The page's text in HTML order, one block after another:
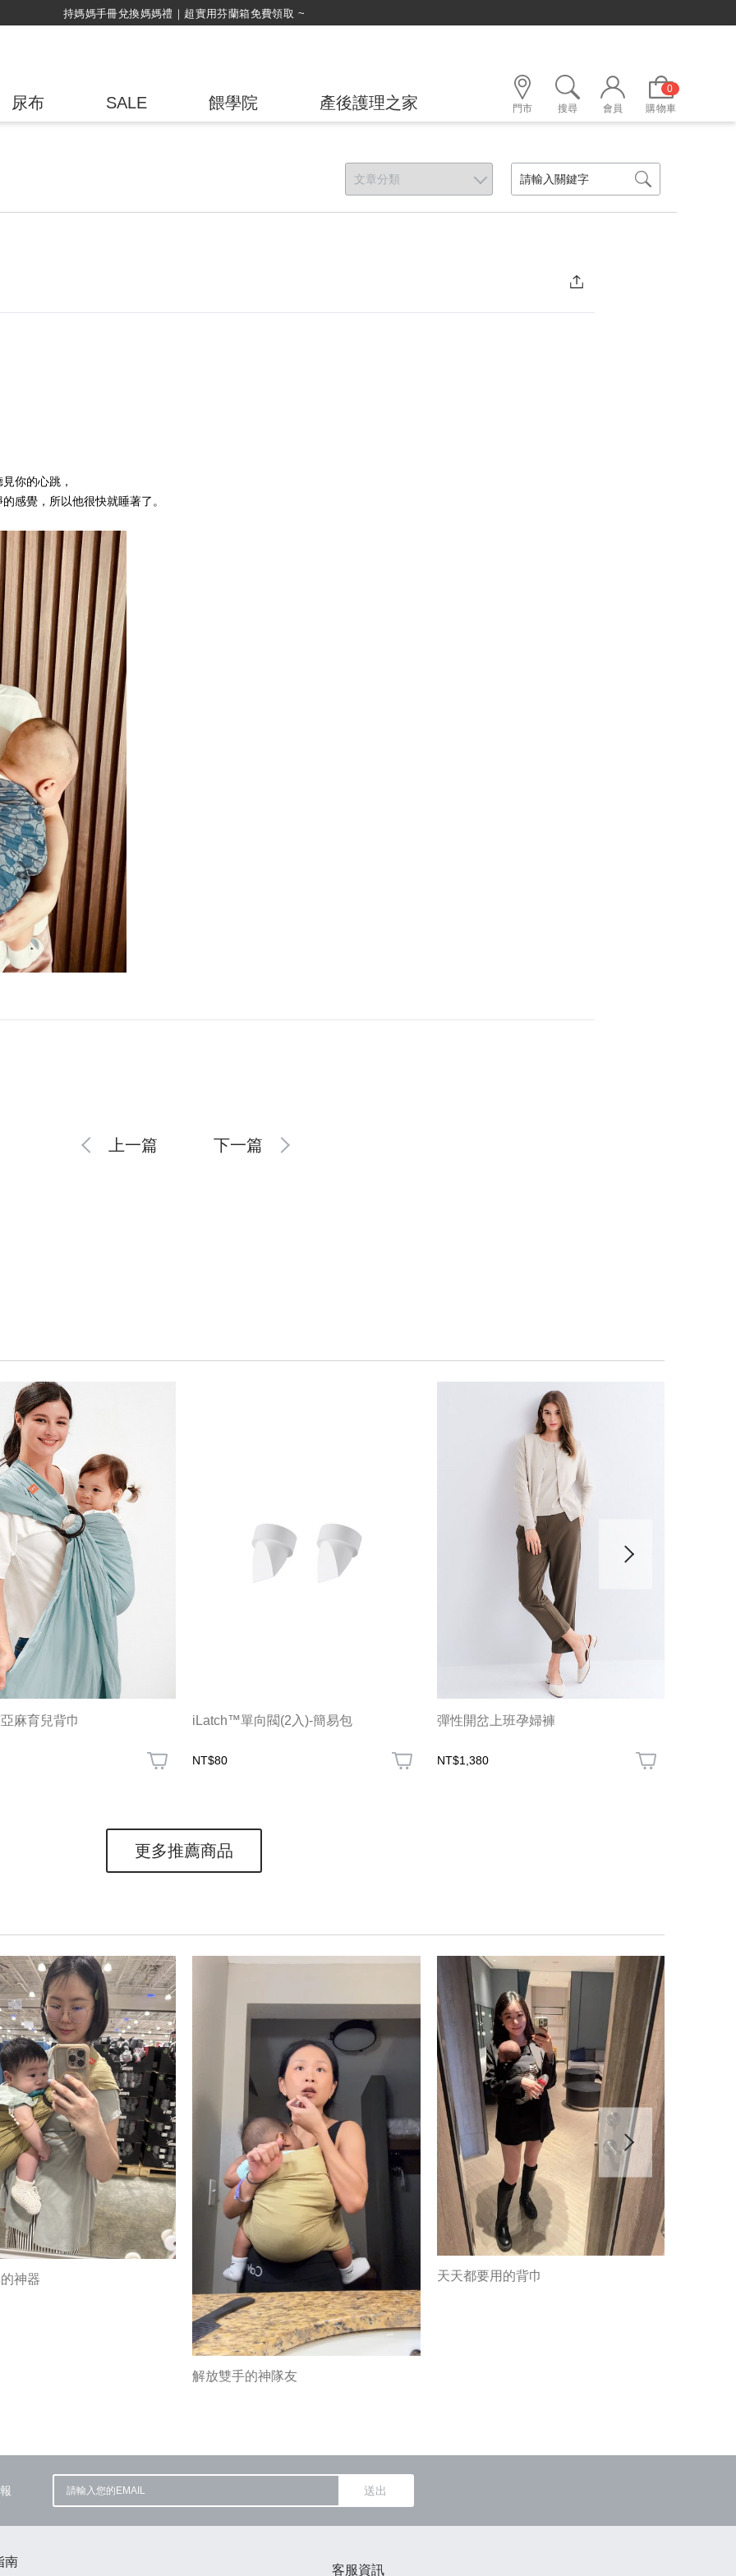
持媽媽手冊兌換媽媽禮｜超實用芬蘭箱免費領取 ~
尿布 SALE 餵學院 產後護理之家 門市 搜尋 會員
0
購物車
你的心跳，
感覺，所以他很快就睡著了。
上一篇 下一篇
麻育兒背巾 iLatch™單向閥(2入)-簡易包
NT$80
彈性開岔上班孕婦褲
NT$1,380
更多推薦商品
神器
解放雙手的神隊友
天天都要用的背巾
送出
南
客服資訊